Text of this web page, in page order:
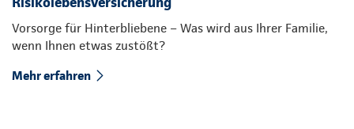
Vorsorge für Hinterbliebene – Was wird aus Ihrer Familie,
wenn Ihnen etwas zustößt?
Mehr erfahren